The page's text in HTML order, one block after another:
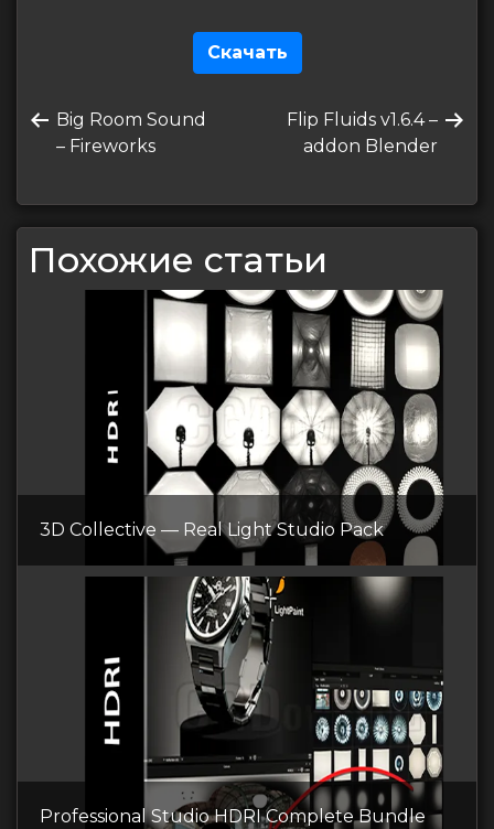
Скачать
поПредыдущая
запись
Big Room Sound
– Fireworks
Следующая
запись
Flip Fluids v1.6.4 –
addon Blender
Похожие статьи
3D Collective — Real Light Studio Pack
Professional Studio HDRI Complete Bundle